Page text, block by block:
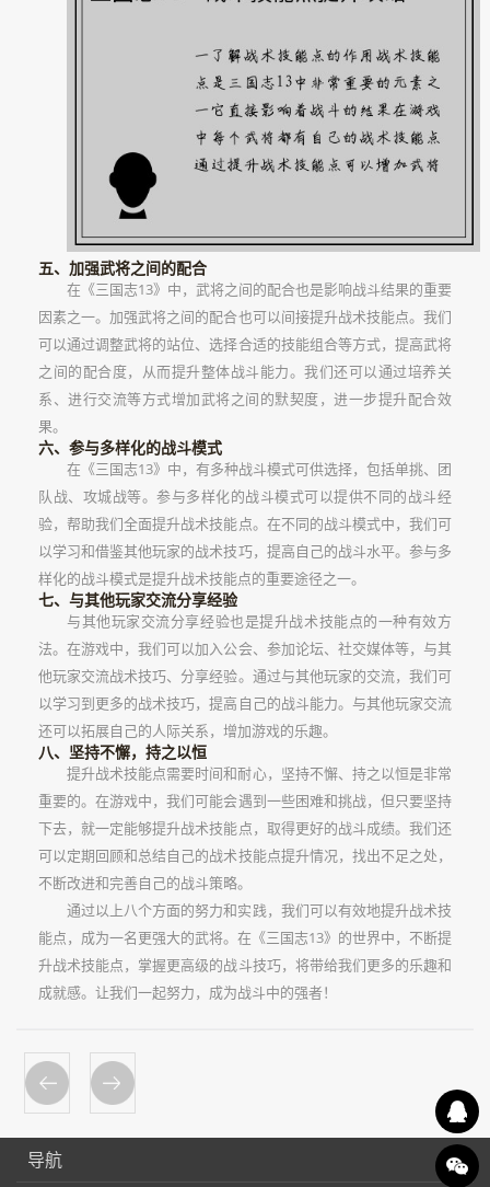
五、加强武将之间的配合
在《三国志13》中，武将之间的配合也是影响战斗结果的重要
因素之一。加强武将之间的配合也可以间接提升战术技能点。我们
可以通过调整武将的站位、选择合适的技能组合等方式，提高武将
之间的配合度，从而提升整体战斗能力。我们还可以通过培养关
系、进行交流等方式增加武将之间的默契度，进一步提升配合效
果。
六、参与多样化的战斗模式
在《三国志13》中，有多种战斗模式可供选择，包括单挑、团
队战、攻城战等。参与多样化的战斗模式可以提供不同的战斗经
验，帮助我们全面提升战术技能点。在不同的战斗模式中，我们可
以学习和借鉴其他玩家的战术技巧，提高自己的战斗水平。参与多
样化的战斗模式是提升战术技能点的重要途径之一。
七、与其他玩家交流分享经验
与其他玩家交流分享经验也是提升战术技能点的一种有效方
法。在游戏中，我们可以加入公会、参加论坛、社交媒体等，与其
他玩家交流战术技巧、分享经验。通过与其他玩家的交流，我们可
以学习到更多的战术技巧，提高自己的战斗能力。与其他玩家交流
还可以拓展自己的人际关系，增加游戏的乐趣。
八、坚持不懈，持之以恒
提升战术技能点需要时间和耐心，坚持不懈、持之以恒是非常
重要的。在游戏中，我们可能会遇到一些困难和挑战，但只要坚持
下去，就一定能够提升战术技能点，取得更好的战斗成绩。我们还
可以定期回顾和总结自己的战术技能点提升情况，找出不足之处，
不断改进和完善自己的战斗策略。
通过以上八个方面的努力和实践，我们可以有效地提升战术技
能点，成为一名更强大的武将。在《三国志13》的世界中，不断提
升战术技能点，掌握更高级的战斗技巧，将带给我们更多的乐趣和
成就感。让我们一起努力，成为战斗中的强者！
导航